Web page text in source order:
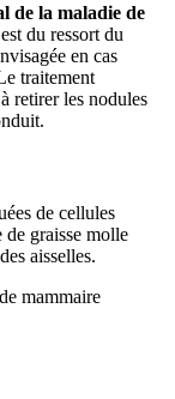
de la maladie de
du ressort du
en cas
traitement
retirer les nodules
de cellules
de graisse molle
aisselles.
mammaire